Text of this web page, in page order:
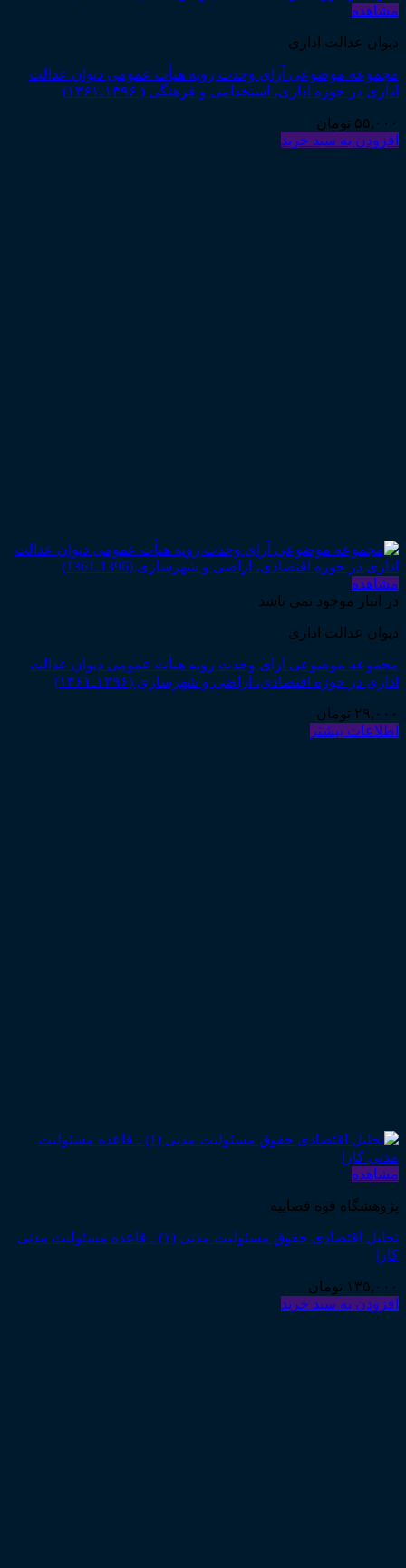
مشاهده
دیوان عدالت اداری
مجموعه موضوعی آرای وحدت رویه هیأت عمومی دیوان عدالت
اداری در حوزه اداری، استخدامی و فرهنگی ( ۱۳۹۶ـ۱۳۶۱)
۵۵,۰۰۰ تومان
افزودن به سبد خرید
مشاهده
در انبار موجود نمی باشد
دیوان عدالت اداری
مجموعه موضوعی آرای وحدت رویه هیأت عمومی دیوان عدالت
اداری در حوزه اقتصادی، اراضی و شهرسازی (۱۳۹۶ـ۱۳۶۱)
۲۹,۰۰۰ تومان
اطلاعات بیشتر
مشاهده
پژوهشگاه قوه قضاییه
تحلیل اقتصادی حقوق مسئولیت مدنی (۱) ـ قاعده مسئولیت مدنی
کارا
۱۳۵,۰۰۰ تومان
افزودن به سبد خرید